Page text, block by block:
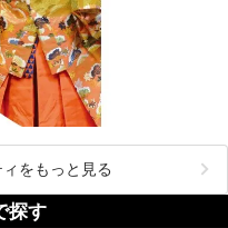
をもっと見る
探す